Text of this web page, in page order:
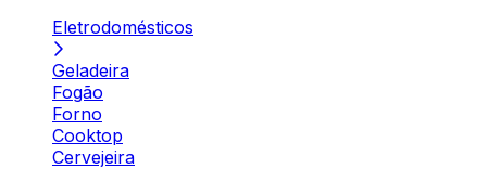
Eletrodomésticos
Geladeira
Fogão
Forno
Cooktop
Cervejeira